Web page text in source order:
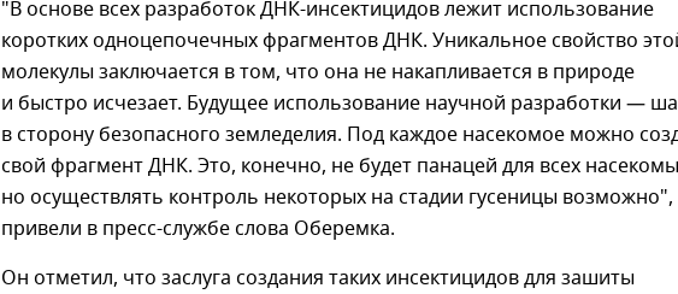
"В основе всех разработок ДНК-инсектицидов лежит использование
коротких одноцепочечных фрагментов ДНК. Уникальное свойство
молекулы заключается в том, что она не накапливается в природе
и быстро исчезает. Будущее использование научной разработки —
в сторону безопасного земледелия. Под каждое насекомое можно
свой фрагмент ДНК. Это, конечно, не будет панацей для всех
но осуществлять контроль некоторых на стадии гусеницы
привели в пресс-службе слова Оберемка.
Он отметил, что заслуга создания таких инсектицидов для зашиты